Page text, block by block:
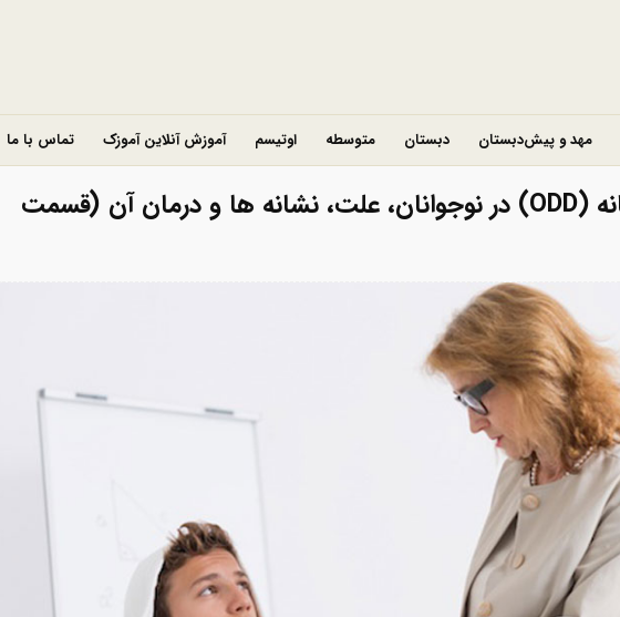
مهد و پیش‌دبستان دبستان متوسطه اوتیسم آموزش آنلاین آموزک تماس با ما
اختلال نافرمانی مقابله جویانه (ODD) در نوجوانان، علت، نشانه ‌‌ها و درمان آن (قسمت